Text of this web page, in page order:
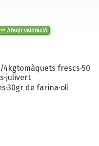
Afegir valoració
4kgtomàquets frescs·50
de farina·oli